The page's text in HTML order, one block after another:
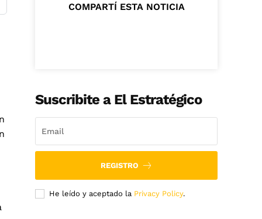
COMPARTÍ ESTA NOTICIA
Suscribite a El Estratégico
REGISTRO
He leído y aceptado la Privacy Policy.